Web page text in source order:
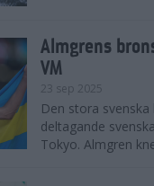
Almgrens
VM
23 sep 2025
Den stora
deltagande
Tokyo. Almgren